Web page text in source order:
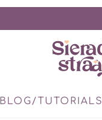
BLOG/TUTORIALS